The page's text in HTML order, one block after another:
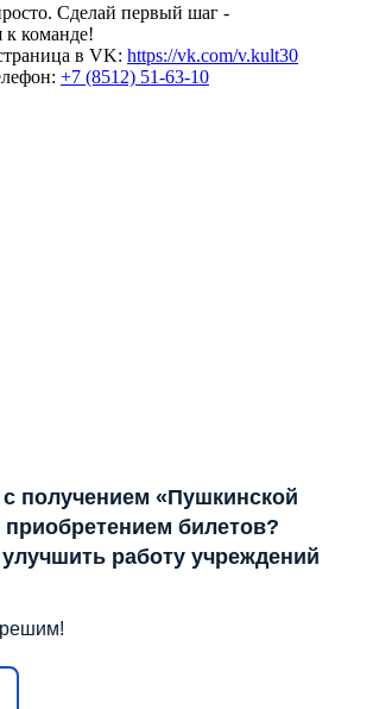
Сделай первый шаг -
к команде!
в VK: https://vk.com/v.kult30
+7 (8512) 51-63-10
получением «Пушкинской
билетов?
улучшить работу учреждений